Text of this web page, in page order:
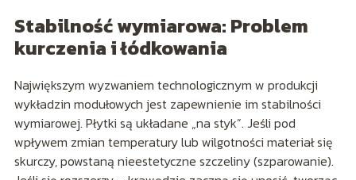
Stabilność wymiarowa: Problem
kurczenia i łódkowania
Największym wyzwaniem technologicznym w produkcji
wykładzin modułowych jest zapewnienie im stabilności
wymiarowej. Płytki są układane „na styk”. Jeśli pod
wpływem zmian temperatury lub wilgotności materiał się
skurczy, powstaną nieestetyczne szczeliny (szparowanie).